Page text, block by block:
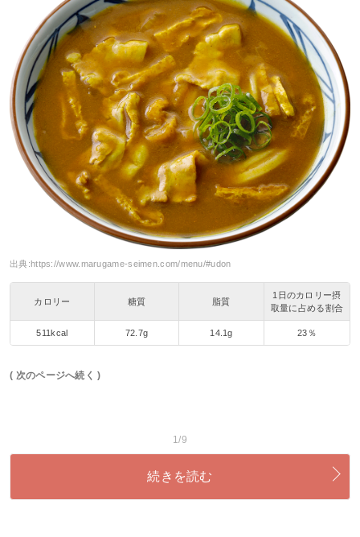
出典:https://www.marugame-seimen.com/menu/#udon
カロリー 糖質 脂質
1日のカロリー摂
取量に占める割合
511kcal 72.7g 14.1g 23％
( 次のページへ続く )
1/9
続きを読む